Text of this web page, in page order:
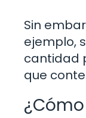
Sin
ejemplo,
cantidad
que